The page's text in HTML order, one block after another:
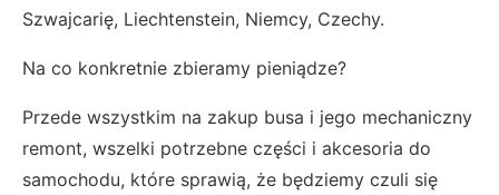
Szwajcarię, Liechtenstein, Niemcy, Czechy.
Na co konkretnie zbieramy pieniądze?
Przede wszystkim na zakup busa i jego mechaniczny
remont, wszelki potrzebne części i akcesoria do
samochodu, które sprawią, że będziemy czuli się